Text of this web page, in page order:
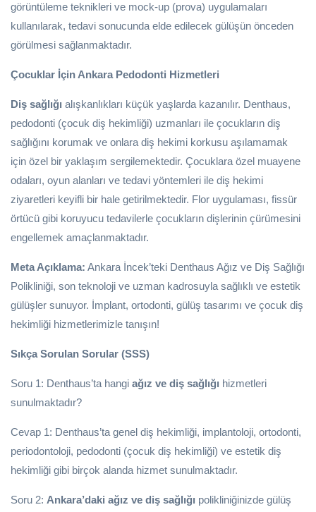
görüntüleme teknikleri ve mock-up (prova) uygulamaları
kullanılarak, tedavi sonucunda elde edilecek gülüşün önceden
görülmesi sağlanmaktadır.
Çocuklar İçin Ankara Pedodonti Hizmetleri
Diş sağlığı alışkanlıkları küçük yaşlarda kazanılır. Denthaus,
pedodonti (çocuk diş hekimliği) uzmanları ile çocukların diş
sağlığını korumak ve onlara diş hekimi korkusu aşılamamak
için özel bir yaklaşım sergilemektedir. Çocuklara özel muayene
odaları, oyun alanları ve tedavi yöntemleri ile diş hekimi
ziyaretleri keyifli bir hale getirilmektedir. Flor uygulaması, fissür
örtücü gibi koruyucu tedavilerle çocukların dişlerinin çürümesini
engellemek amaçlanmaktadır.
Meta Açıklama: Ankara İncek’teki Denthaus Ağız ve Diş Sağlığı
Polikliniği, son teknoloji ve uzman kadrosuyla sağlıklı ve estetik
gülüşler sunuyor. İmplant, ortodonti, gülüş tasarımı ve çocuk diş
hekimliği hizmetlerimizle tanışın!
Sıkça Sorulan Sorular (SSS)
Soru 1: Denthaus’ta hangi ağız ve diş sağlığı hizmetleri
sunulmaktadır?
Cevap 1: Denthaus’ta genel diş hekimliği, implantoloji, ortodonti,
periodontoloji, pedodonti (çocuk diş hekimliği) ve estetik diş
hekimliği gibi birçok alanda hizmet sunulmaktadır.
Soru 2: Ankara’daki ağız ve diş sağlığı polikliniğinizde gülüş